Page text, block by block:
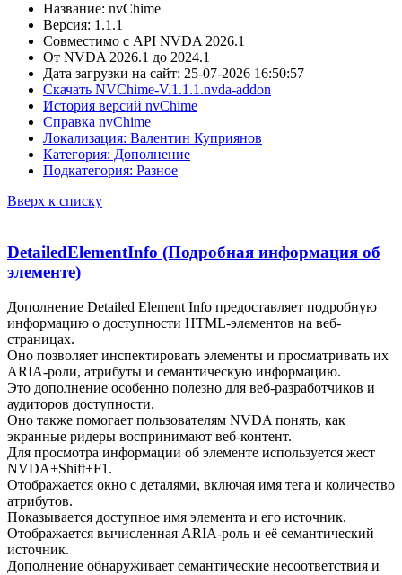
Название: nvChime
Версия: 1.1.1
Совместимо с API NVDA 2026.1
От NVDA 2026.1 до 2024.1
Дата загрузки на сайт: 25-07-2026 16:50:57
Скачать NVChime-V.1.1.1.nvda-addon
История версий nvChime
Справка nvChime
Локализация: Валентин Куприянов
Категория: Дополнение
Подкатегория: Разное
Вверх к списку
DetailedElementInfo (Подробная информация об
элементе)
Дополнение Detailed Element Info предоставляет подробную
информацию о доступности HTML-элементов на веб-
страницах.
Оно позволяет инспектировать элементы и просматривать их
ARIA-роли, атрибуты и семантическую информацию.
Это дополнение особенно полезно для веб-разработчиков и
аудиторов доступности.
Оно также помогает пользователям NVDA понять, как
экранные ридеры воспринимают веб-контент.
Для просмотра информации об элементе используется жест
NVDA+Shift+F1.
Отображается окно с деталями, включая имя тега и количество
атрибутов.
Показывается доступное имя элемента и его источник.
Отображается вычисленная ARIA-роль и её семантический
источник.
Дополнение обнаруживает семантические несоответствия и